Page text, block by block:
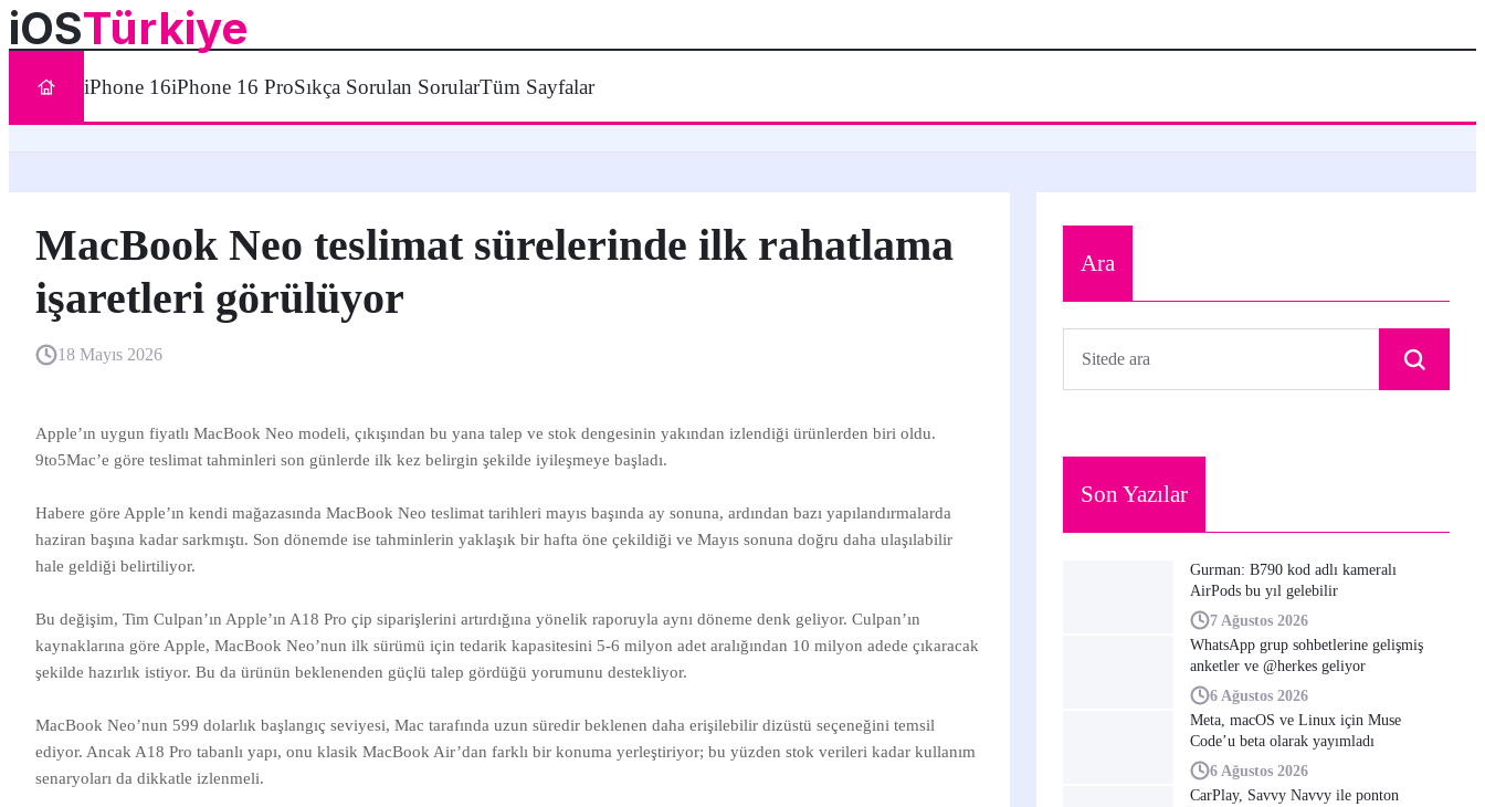
iOSTürkiye
iPhone 16iPhone 16 ProSıkça Sorulan SorularTüm Sayfalar
MacBook Neo teslimat sürelerinde ilk rahatlama
işaretleri görülüyor
18 Mayıs 2026
Apple’ın uygun fiyatlı MacBook Neo modeli, çıkışından bu yana talep ve stok dengesinin yakından izlendiği ürünlerden biri oldu.
9to5Mac’e göre teslimat tahminleri son günlerde ilk kez belirgin şekilde iyileşmeye başladı.
Habere göre Apple’ın kendi mağazasında MacBook Neo teslimat tarihleri mayıs başında ay sonuna, ardından bazı yapılandırmalarda
haziran başına kadar sarkmıştı. Son dönemde ise tahminlerin yaklaşık bir hafta öne çekildiği ve Mayıs sonuna doğru daha ulaşılabilir
hale geldiği belirtiliyor.
Bu değişim, Tim Culpan’ın Apple’ın A18 Pro çip siparişlerini artırdığına yönelik raporuyla aynı döneme denk geliyor. Culpan’ın
kaynaklarına göre Apple, MacBook Neo’nun ilk sürümü için tedarik kapasitesini 5-6 milyon adet aralığından 10 milyon adede çıkaracak
şekilde hazırlık istiyor. Bu da ürünün beklenenden güçlü talep gördüğü yorumunu destekliyor.
MacBook Neo’nun 599 dolarlık başlangıç seviyesi, Mac tarafında uzun süredir beklenen daha erişilebilir dizüstü seçeneğini temsil
ediyor. Ancak A18 Pro tabanlı yapı, onu klasik MacBook Air’dan farklı bir konuma yerleştiriyor; bu yüzden stok verileri kadar kullanım
senaryoları da dikkatle izlenmeli.
Ara
Son Yazılar
Gurman: B790 kod adlı kameralı
AirPods bu yıl gelebilir
7 Ağustos 2026
WhatsApp grup sohbetlerine gelişmiş
anketler ve @herkes geliyor
6 Ağustos 2026
Meta, macOS ve Linux için Muse
Code’u beta olarak yayımladı
6 Ağustos 2026
CarPlay, Savvy Navvy ile ponton